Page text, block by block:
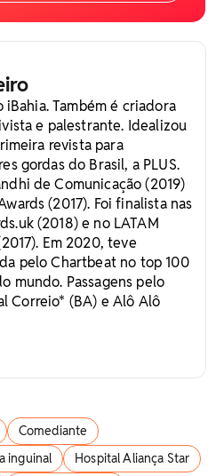
Também é criadora
e palestrante. Idealizou
revista para
gordas do Brasil, a PLUS.
de Comunicação (2019)
(2017). Foi finalista nas
(2018) e no LATAM
Em 2020, teve
pelo Chartbeat no top 100
mundo. Passagens pelo
Correio* (BA) e Alô Alô
Comediante
inguinal
Hospital Aliança Star